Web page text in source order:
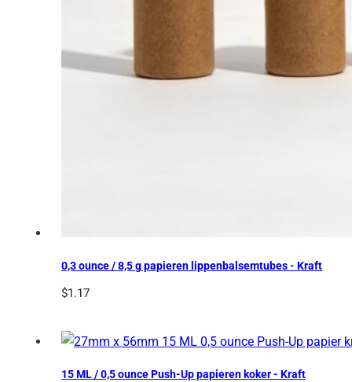
0,3 ounce / 8,5 g papieren lippenbalsemtubes - Kraft
$1.17
15 ML / 0,5 ounce Push-Up papieren koker - Kraft